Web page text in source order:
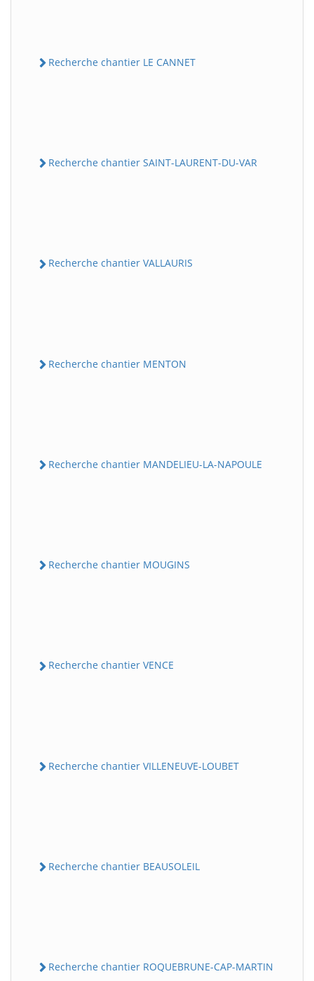
Recherche chantier LE CANNET
Recherche chantier SAINT-LAURENT-DU-VAR
Recherche chantier VALLAURIS
Recherche chantier MENTON
Recherche chantier MANDELIEU-LA-NAPOULE
Recherche chantier MOUGINS
Recherche chantier VENCE
Recherche chantier VILLENEUVE-LOUBET
Recherche chantier BEAUSOLEIL
Recherche chantier ROQUEBRUNE-CAP-MARTIN